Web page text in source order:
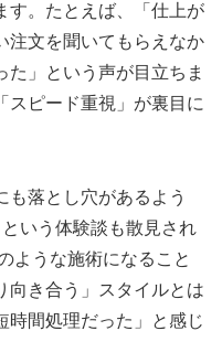
す。たとえば、「仕上が
注文を聞いてもらえなか
た」という声が目立ちま
スピード重視」が裏目に
も落とし穴があるよう
いう体験談も散見され
ような施術になること
向き合う」スタイルとは
時間処理だった」と感じ